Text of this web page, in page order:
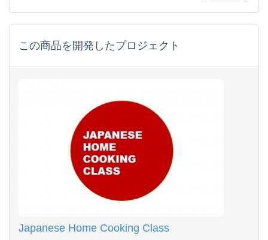
この商品を開発したプロジェクト
Japanese Home Cooking Class